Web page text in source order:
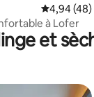
Évaluation
4,94 (48)
à Lofer
et